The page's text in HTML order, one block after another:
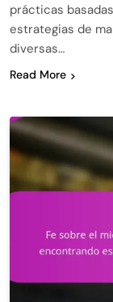
prácticas
estrategias de
diversas…
Read More